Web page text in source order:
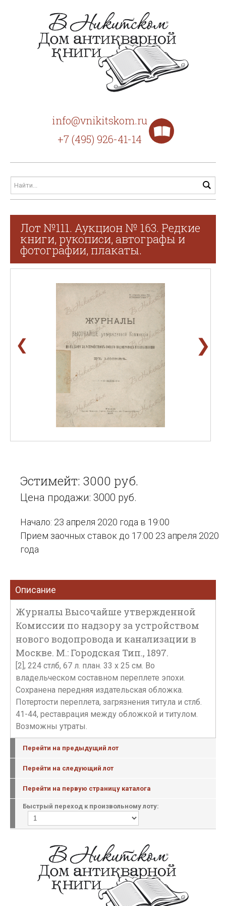
info@vnikitskom.ru
+7 (495) 926-41-14
Лот №111. Аукцион № 163. Редкие
книги, рукописи, автографы и
фотографии, плакаты.
❮ ❯
Эстимейт: 3000 руб.
Цена продажи: 3000 руб.
Начало: 23 апреля 2020 года в 19:00
Прием заочных ставок до 17:00 23 апреля 2020
года
Описание
Журналы Высочайше утвержденной
Комиссии по надзору за устройством
нового водопровода и канализации в
Москве. М.: Городская Тип., 1897.
[2], 224 стлб, 67 л. план. 33 х 25 см. Во
владельческом составном переплете эпохи.
Сохранена передняя издательская обложка.
Потертости переплета, загрязнения титула и стлб.
41-44, реставрация между обложкой и титулом.
Возможны утраты.
Перейти на предыдущий лот
Перейти на следующий лот
Перейти на первую страницу каталога
Быстрый переход к произвольному лоту: